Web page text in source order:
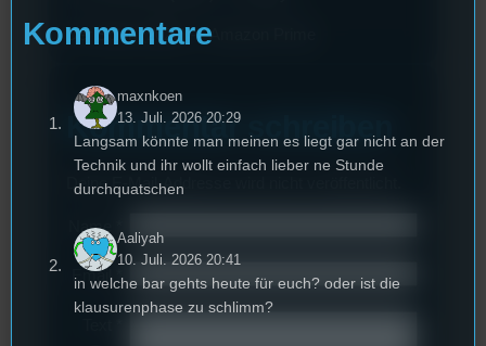
Der Spion (2020) -> Amazon Prime
Kommentar schreiben
Deine E-Mail-Addresse wird nicht veröffentlicht.
Name
Email *
Kommentare
maxnkoen
13. Juli. 2026 20:29
Langsam könnte man meinen es liegt gar nicht an der
Technik und ihr wollt einfach lieber ne Stunde
durchquatschen
Aaliyah
10. Juli. 2026 20:41
in welche bar gehts heute für euch? oder ist die
klausurenphase zu schlimm?